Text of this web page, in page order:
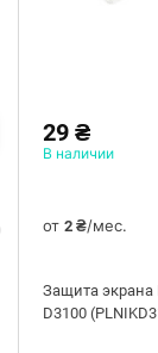
29 ₴
В наличии
от2 ₴/мес.
Защита экрана
D3100